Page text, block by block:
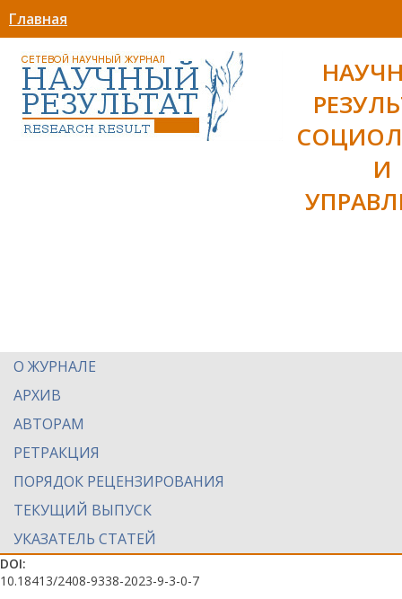
Главная
И
О ЖУРНАЛЕ
АРХИВ
АВТОРАМ
РЕТРАКЦИЯ
ПОРЯДОК РЕЦЕНЗИРОВАНИЯ
ТЕКУЩИЙ ВЫПУСК
УКАЗАТЕЛЬ СТАТЕЙ
DOI:
10.18413/2408-9338-2023-9-3-0-7